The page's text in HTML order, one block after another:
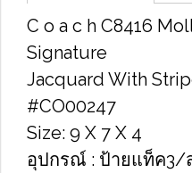
C o a c h C8416
Signature
Jacquard With
#CO00247
Size: 9 X 7 X 4
อุปกรณ์ : ป้ายแท็ค3/